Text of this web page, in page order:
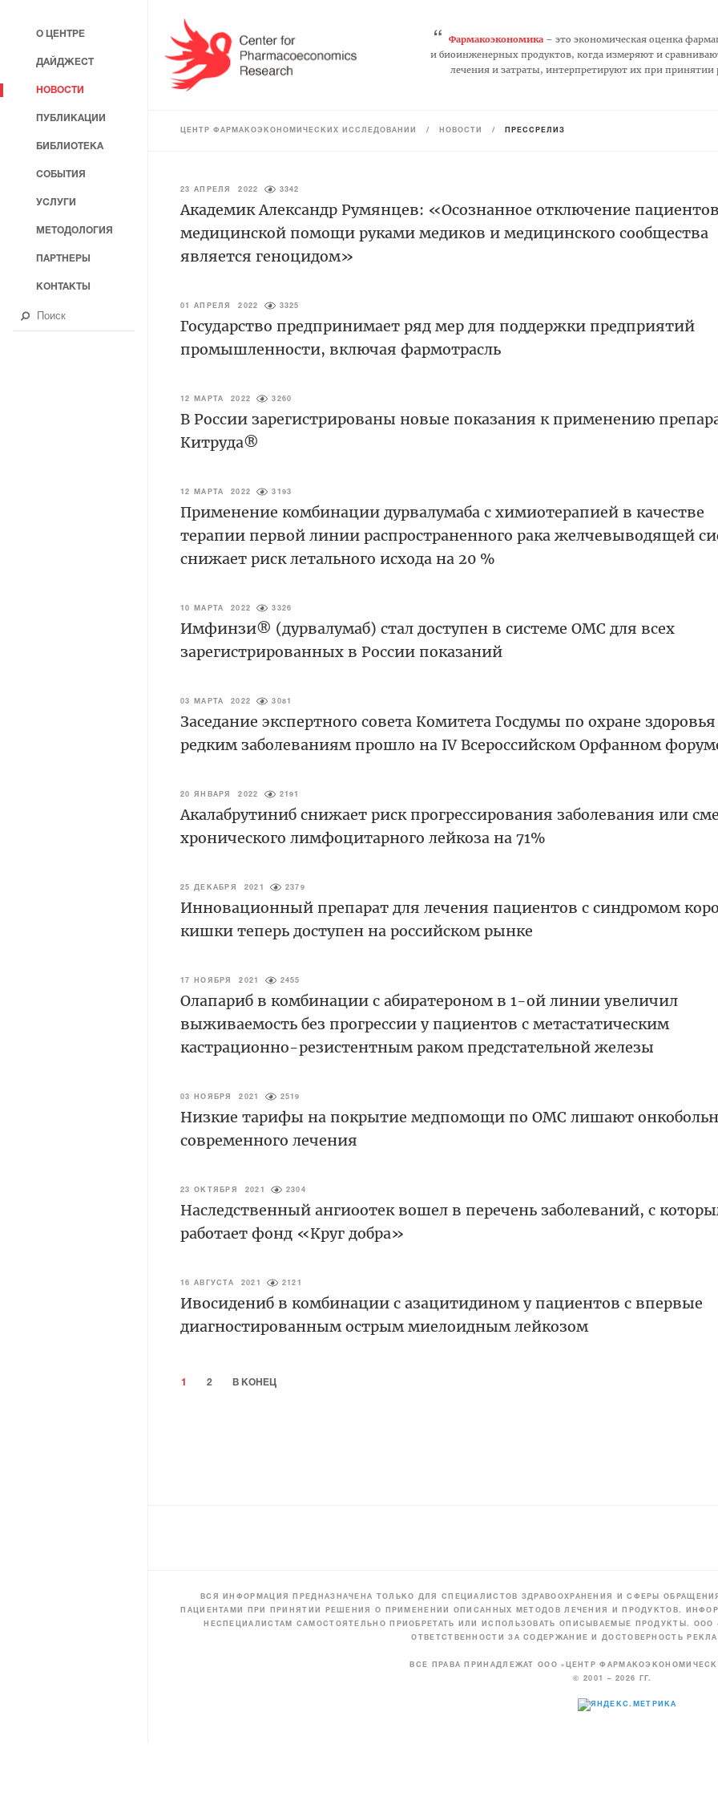
“ Фармакоэкономика– это экономическая оценка
и биоинженерных продуктов, когда измеряют и
лечения и затраты, интерпретируют их при
ЦЕНТР ФАРМАКОЭКОНОМИЧЕСКИХ ИССЛЕДОВАНИЙ / НОВОСТИ / ПРЕССРЕЛИЗ
23 АПРЕЛЯ 2022 3342
Академик Александр Румянцев: «Осознанное отключение
медицинской помощи руками медиков и медицинского сообщества
является геноцидом»
01 АПРЕЛЯ 2022 3325
Государство предпринимает ряд мер для поддержки предприятий
промышленности, включая фармотрасль
12 МАРТА 2022 3260
В России зарегистрированы новые показания к применению
Китруда®
12 МАРТА 2022 3193
Применение комбинации дурвалумаба с химиотерапией в качестве
терапии первой линии распространенного рака желчевыводящей
снижает риск летального исхода на 20 %
10 МАРТА 2022 3326
Имфинзи® (дурвалумаб) стал доступен в системе ОМС для всех
зарегистрированных в России показаний
03 МАРТА 2022 3081
Заседание экспертного совета Комитета Госдумы по охране
редким заболеваниям прошло на IV Всероссийском Орфанном
20 ЯНВАРЯ 2022 2191
Акалабрутиниб снижает риск прогрессирования заболевания или
хронического лимфоцитарного лейкоза на 71%
25 ДЕКАБРЯ 2021 2379
Инновационный препарат для лечения пациентов с синдромом
кишки теперь доступен на российском рынке
17 НОЯБРЯ 2021 2455
Олапариб в комбинации с абиратероном в 1-ой линии увеличил
выживаемость без прогрессии у пациентов с метастатическим
кастрационно-резистентным раком предстательной железы
03 НОЯБРЯ 2021 2519
Низкие тарифы на покрытие медпомощи по ОМС лишают
современного лечения
23 ОКТЯБРЯ 2021 2304
Наследственный ангиоотек вошел в перечень заболеваний, с
работает фонд «Круг добра»
16 АВГУСТА 2021 2121
Ивосидениб в комбинации с азацитидином у пациентов с впервые
диагностированным острым миелоидным лейкозом
1 2 В КОНЕЦ
ВСЯ ИНФОРМАЦИЯ ПРЕДНАЗНАЧЕНА ТОЛЬКО ДЛЯ СПЕЦИАЛИСТОВ ЗДРАВООХРАНЕНИЯ И СФЕРЫ
ПАЦИЕНТАМИ ПРИ ПРИНЯТИИ РЕШЕНИЯ О ПРИМЕНЕНИИ ОПИСАННЫХ МЕТОДОВ ЛЕЧЕНИЯ И ПРОДУКТОВ.
НЕСПЕЦИАЛИСТАМ САМОСТОЯТЕЛЬНО ПРИОБРЕТАТЬ ИЛИ ИСПОЛЬЗОВАТЬ ОПИСЫВАЕМЫЕ ПРОДУКТЫ.
ОТВЕТСТВЕННОСТИ ЗА СОДЕРЖАНИЕ И ДОСТОВЕРНОСТЬ
ВСЕ ПРАВА ПРИНАДЛЕЖАТ ООО «ЦЕНТР
© 2001 – 2026 ГГ.
О ЦЕНТРЕ
ДАЙДЖЕСТ
НОВОСТИ
ПУБЛИКАЦИИ
БИБЛИОТЕКА
СОБЫТИЯ
УСЛУГИ
МЕТОДОЛОГИЯ
ПАРТНЕРЫ
КОНТАКТЫ